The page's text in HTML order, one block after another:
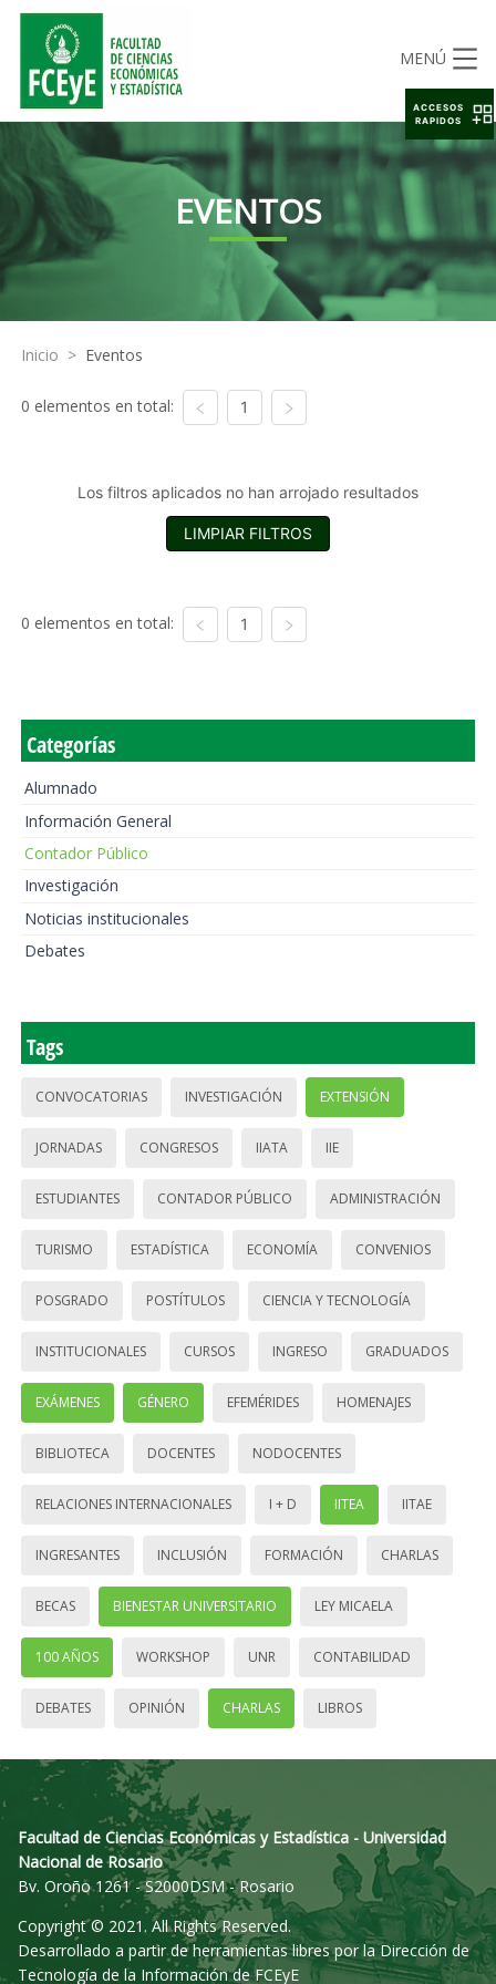
MENÚ
EVENTOS
Inicio > Eventos
0 elementos en total: 1
Los filtros aplicados no han arrojado resultados
LIMPIAR FILTROS
0 elementos en total: 1
Categorías
Alumnado
Información General
Contador Público
Investigación
Noticias institucionales
Debates
Tags
CONVOCATORIAS INVESTIGACIÓN EXTENSIÓN
JORNADAS CONGRESOS IIATA IIE
ESTUDIANTES CONTADOR PÚBLICO ADMINISTRACIÓN
TURISMO ESTADÍSTICA ECONOMÍA CONVENIOS
POSGRADO POSTÍTULOS CIENCIA Y TECNOLOGÍA
INSTITUCIONALES CURSOS INGRESO GRADUADOS
EXÁMENES GÉNERO EFEMÉRIDES HOMENAJES
BIBLIOTECA DOCENTES NODOCENTES
RELACIONES INTERNACIONALES I + D IITEA IITAE
INGRESANTES INCLUSIÓN FORMACIÓN CHARLAS
BECAS BIENESTAR UNIVERSITARIO LEY MICAELA
100 AÑOS WORKSHOP UNR CONTABILIDAD
DEBATES OPINIÓN CHARLAS LIBROS
Facultad de Ciencias Económicas y Estadística - Universidad
Nacional de Rosario
Bv. Oroño 1261 - S2000DSM - Rosario
Copyright © 2021. All Rights Reserved.
Desarrollado a partir de herramientas libres por la Dirección de
Tecnología de la Información de FCEyE
ACCESOS
RAPIDOS